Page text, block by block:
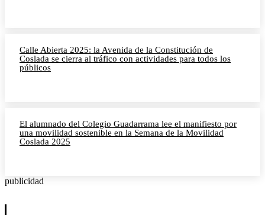
Calle Abierta 2025: la Avenida de la Constitución de
Coslada se cierra al tráfico con actividades para todos los
públicos
El alumnado del Colegio Guadarrama lee el manifiesto por
una movilidad sostenible en la Semana de la Movilidad
Coslada 2025
publicidad